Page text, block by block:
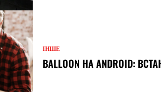
ІНШЕ
BALLOON НА ANDROID: